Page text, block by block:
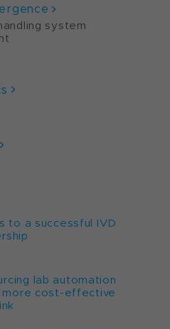
system
to a successful IVD
lab automation
more cost-effective